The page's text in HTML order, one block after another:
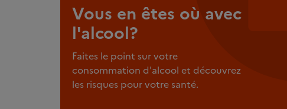
Vous en êtes où avec
l'alcool?
Faites le point sur votre
consommation d'alcool et découvrez
les risques pour votre santé.